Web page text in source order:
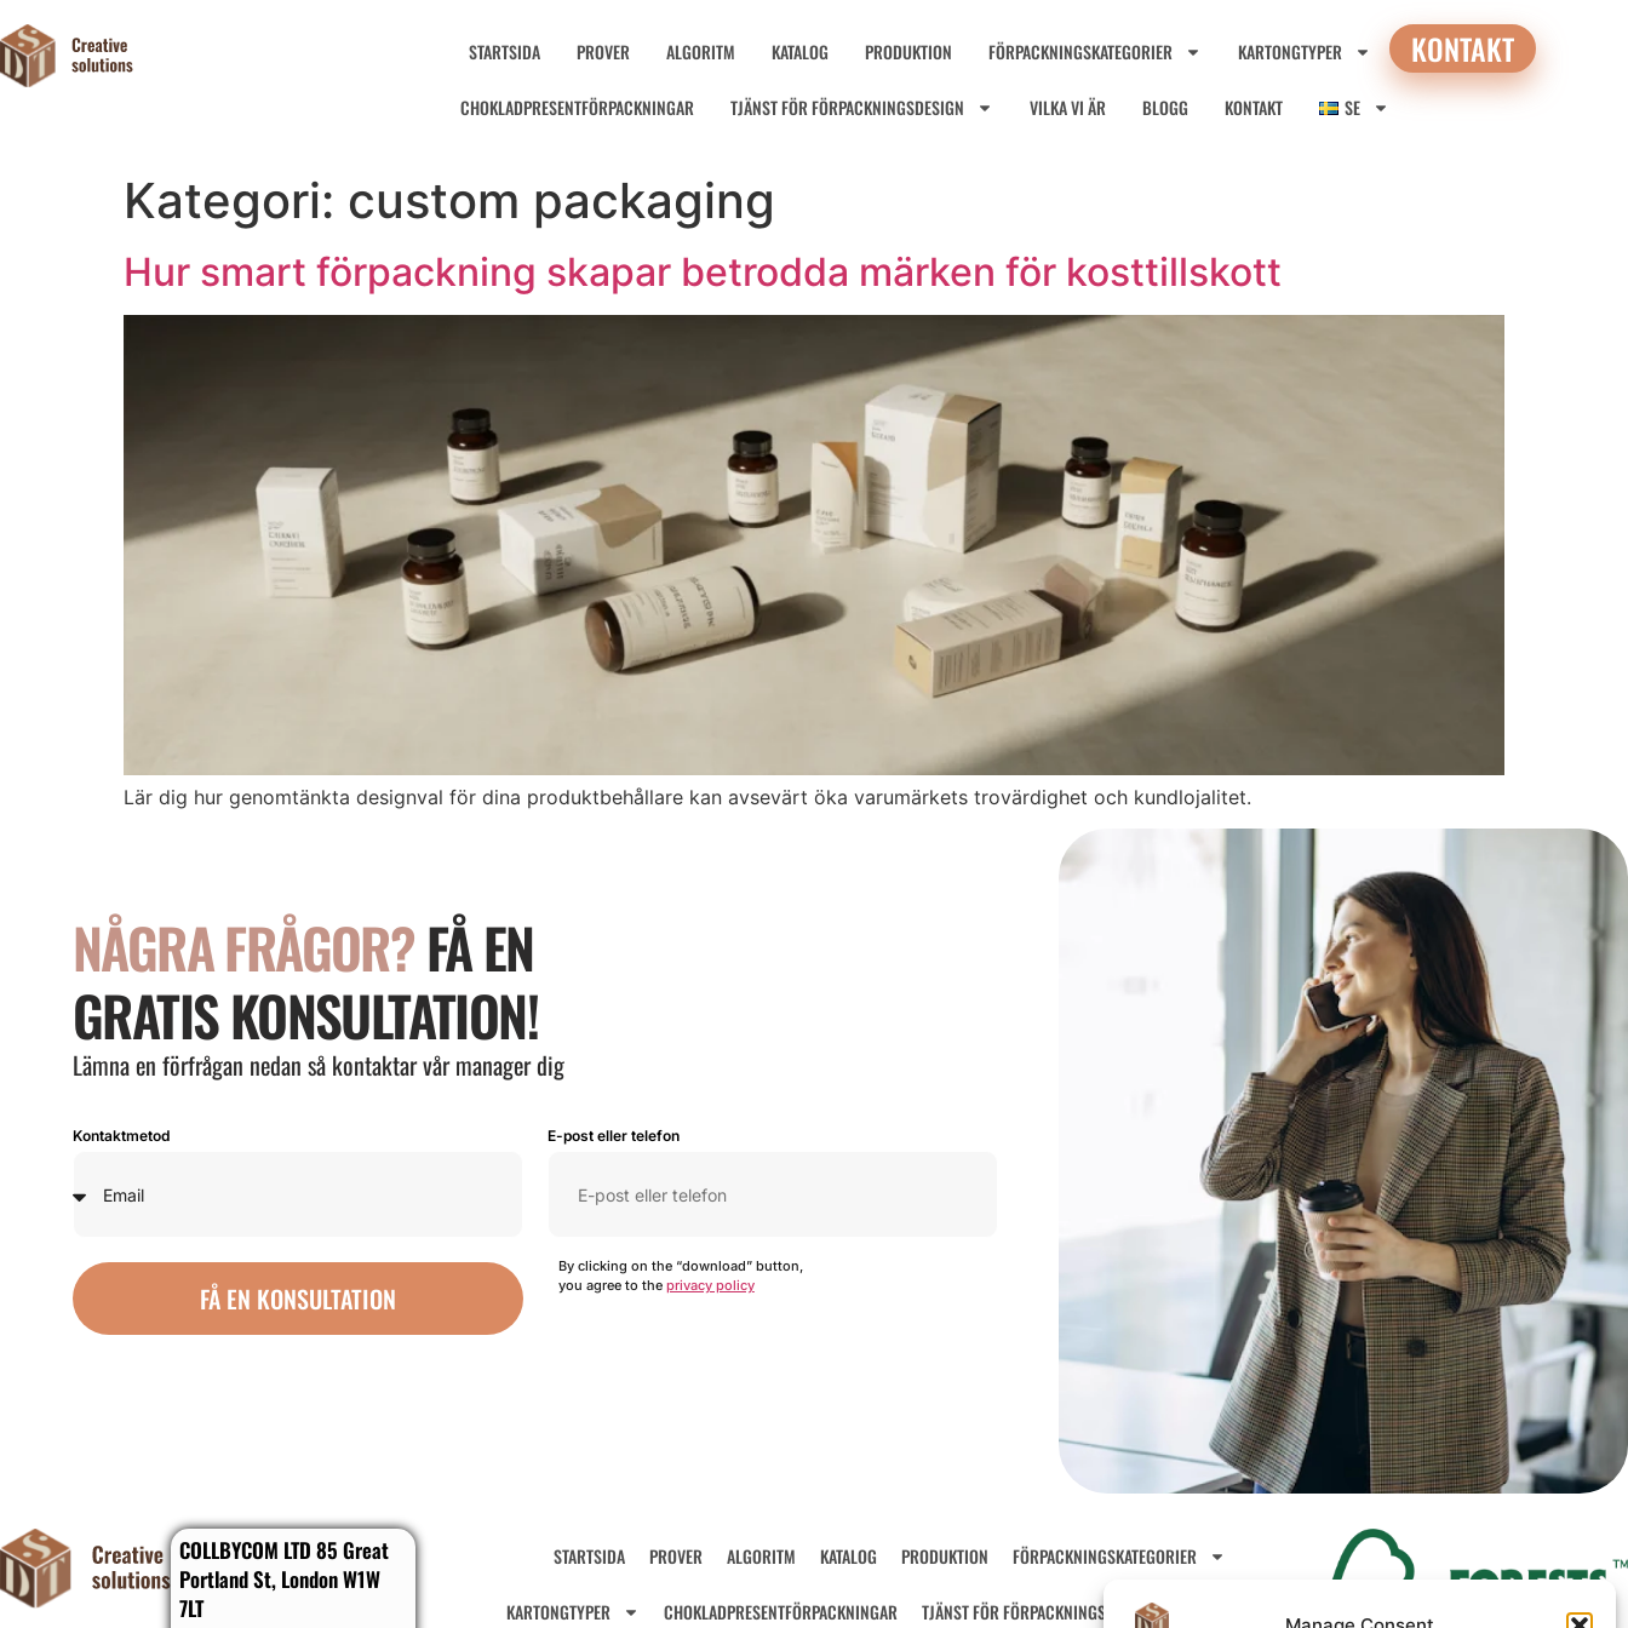
STARTSIDA PROVER ALGORITM KATALOG PRODUKTION FÖRPACKNINGSKATEGORIER KARTONGTYPER
CHOKLADPRESENTFÖRPACKNINGAR TJÄNST FÖR FÖRPACKNINGSDESIGN VILKA VI ÄR BLOGG KONTAKT SE
KONTAKT
Kategori: custom packaging
Hur smart förpackning skapar betrodda märken för kosttillskott
Lär dig hur genomtänkta designval för dina produktbehållare kan avsevärt öka varumärkets trovärdighet och kundlojalitet.
NÅGRA FRÅGOR?FÅ EN
GRATIS KONSULTATION!
Lämna en förfrågan nedan så kontaktar vår manager dig
Kontaktmetod E-post eller telefon
FÅ EN KONSULTATION
By clicking on the “download” button,
you agree to the privacy policy
COLLBYCOM LTD 85 Great
Portland St, London W1W
7LT
STARTSIDA PROVER ALGORITM KATALOG PRODUKTION FÖRPACKNINGSKATEGORIER
KARTONGTYPER CHOKLADPRESENTFÖRPACKNINGAR TJÄNST FÖR FÖRPACKNINGSDESIGN